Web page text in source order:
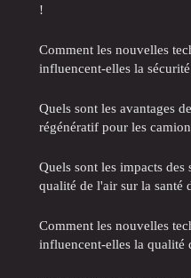
!
Comment les nouvelles
influencent-elles la
Quels sont les avantages
régénératif pour les
Quels sont les impacts des
qualité de l'air sur la santé
Comment les nouvelles
influencent-elles la qualité